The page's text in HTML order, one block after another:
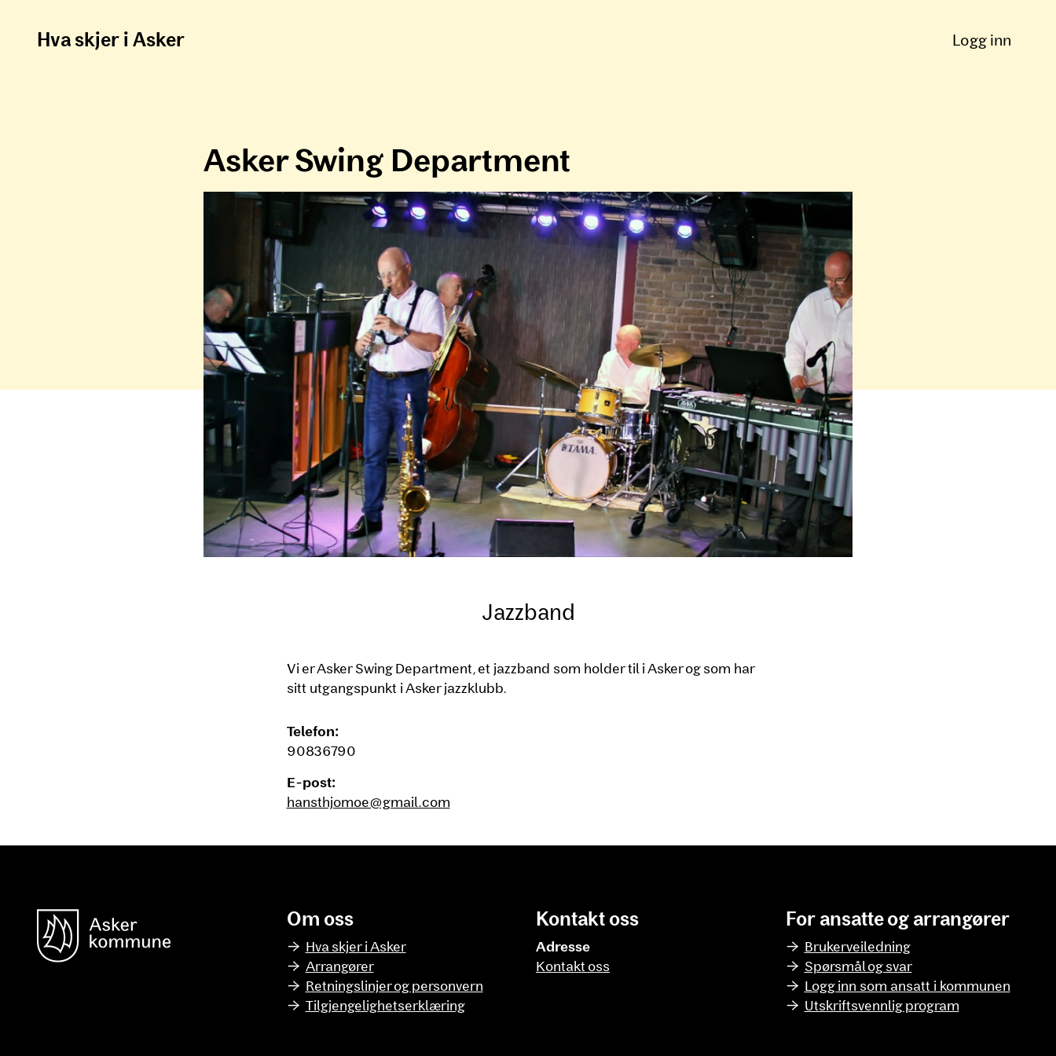
Hva skjer i Asker Logg inn
Asker Swing Department
Jazzband
Vi er Asker Swing Department, et jazzband som holder til i Asker og som har
sitt utgangspunkt i Asker jazzklubb.
Telefon:
90836790
E-post:
hansthjomoe@gmail.com
Om oss
Hva skjer i Asker
Arrangører
Retningslinjer og personvern
Tilgjengelighetserklæring
Kontakt oss
Adresse
Kontakt oss
For ansatte og arrangører
Brukerveiledning
Spørsmål og svar
Logg inn som ansatt i kommunen
Utskriftsvennlig program